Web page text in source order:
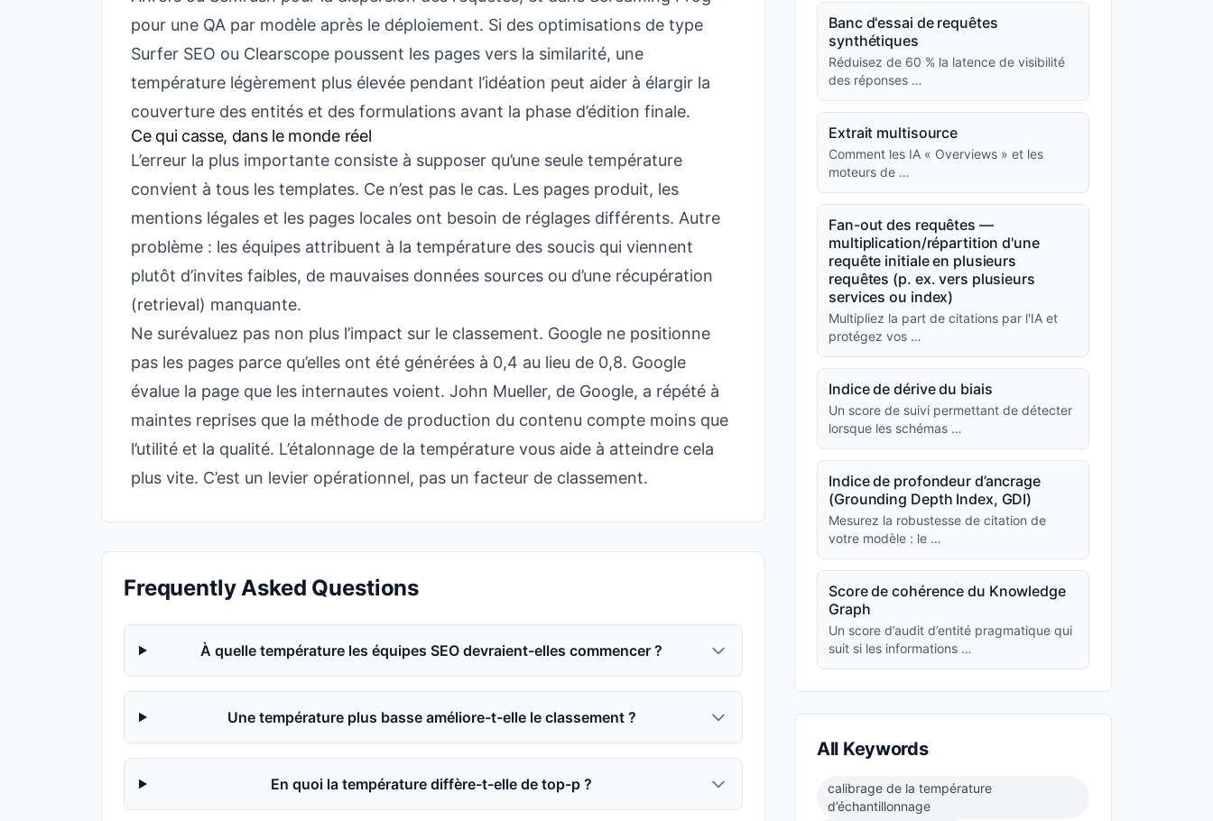
pour une QA par modèle après le déploiement. Si des optimisations de type
Surfer SEO ou Clearscope poussent les pages vers la similarité, une
température légèrement plus élevée pendant l’idéation peut aider à élargir la
couverture des entités et des formulations avant la phase d’édition finale.
Ce qui casse, dans le monde réel
L’erreur la plus importante consiste à supposer qu’une seule température
convient à tous les templates. Ce n’est pas le cas. Les pages produit, les
mentions légales et les pages locales ont besoin de réglages différents. Autre
problème : les équipes attribuent à la température des soucis qui viennent
plutôt d’invites faibles, de mauvaises données sources ou d’une récupération
(retrieval) manquante.
Ne surévaluez pas non plus l’impact sur le classement. Google ne positionne
pas les pages parce qu’elles ont été générées à 0,4 au lieu de 0,8. Google
évalue la page que les internautes voient. John Mueller, de Google, a répété à
maintes reprises que la méthode de production du contenu compte moins que
l’utilité et la qualité. L’étalonnage de la température vous aide à atteindre cela
plus vite. C’est un levier opérationnel, pas un facteur de classement.
Frequently Asked Questions
À quelle température les équipes SEO devraient-elles commencer ?
Une température plus basse améliore-t-elle le classement ?
En quoi la température diffère-t-elle de top-p ?
Banc d'essai de requêtes
synthétiques
Réduisez de 60 % la latence de visibilité
des réponses …
Extrait multisource
Comment les IA « Overviews » et les
moteurs de …
Fan-out des requêtes —
multiplication/répartition d'une
requête initiale en plusieurs
requêtes (p. ex. vers plusieurs
services ou index)
Multipliez la part de citations par l'IA et
protégez vos …
Indice de dérive du biais
Un score de suivi permettant de détecter
lorsque les schémas …
Indice de profondeur d’ancrage
(Grounding Depth Index, GDI)
Mesurez la robustesse de citation de
votre modèle : le …
Score de cohérence du Knowledge
Graph
Un score d’audit d’entité pragmatique qui
suit si les informations …
All Keywords
calibrage de la température
d’échantillonnage